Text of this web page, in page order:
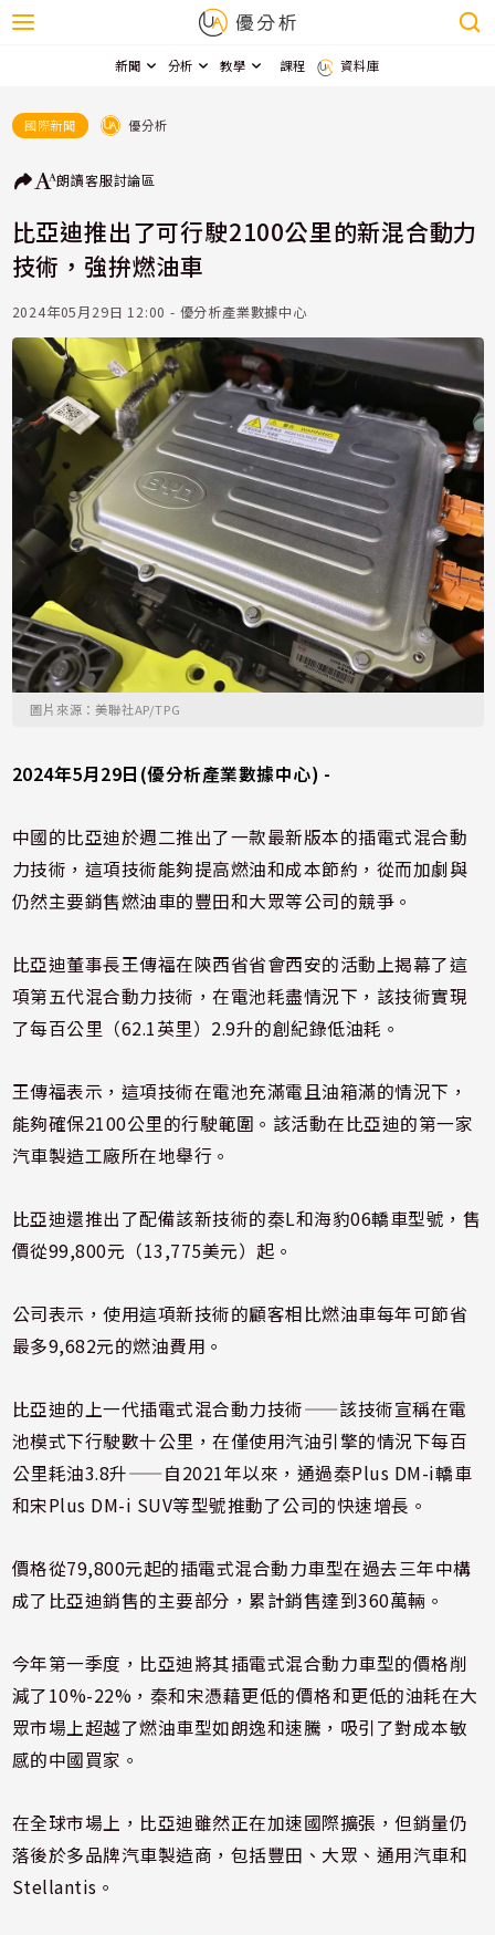
新聞 分析 教學 課程 資料庫
國際新聞 優分析
朗讀客服討論區
比亞迪推出了可行駛2100公里的新混合動力
技術，強拚燃油車
2024年05月29日 12:00 - 優分析產業數據中心
圖片來源：美聯社AP/TPG
2024年5月29日(優分析產業數據中心) -
中國的比亞迪於週二推出了一款最新版本的插電式混合動
力技術，這項技術能夠提高燃油和成本節約，從而加劇與
仍然主要銷售燃油車的豐田和大眾等公司的競爭。
比亞迪董事長王傳福在陝西省省會西安的活動上揭幕了這
項第五代混合動力技術，在電池耗盡情況下，該技術實現
了每百公里（62.1英里）2.9升的創紀錄低油耗。
王傳福表示，這項技術在電池充滿電且油箱滿的情況下，
能夠確保2100公里的行駛範圍。該活動在比亞迪的第一家
汽車製造工廠所在地舉行。
比亞迪還推出了配備該新技術的秦L和海豹06轎車型號，售
價從99,800元（13,775美元）起。
公司表示，使用這項新技術的顧客相比燃油車每年可節省
最多9,682元的燃油費用。
比亞迪的上一代插電式混合動力技術——該技術宣稱在電
池模式下行駛數十公里，在僅使用汽油引擎的情況下每百
公里耗油3.8升——自2021年以來，通過秦Plus DM-i轎車
和宋Plus DM-i SUV等型號推動了公司的快速增長。
價格從79,800元起的插電式混合動力車型在過去三年中構
成了比亞迪銷售的主要部分，累計銷售達到360萬輛。
今年第一季度，比亞迪將其插電式混合動力車型的價格削
減了10%-22%，秦和宋憑藉更低的價格和更低的油耗在大
眾市場上超越了燃油車型如朗逸和速騰，吸引了對成本敏
感的中國買家。
在全球市場上，比亞迪雖然正在加速國際擴張，但銷量仍
落後於多品牌汽車製造商，包括豐田、大眾、通用汽車和
Stellantis。